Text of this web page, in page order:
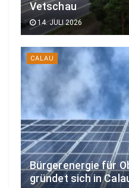
Vetschau
14. JULI 2026
CALAU
Bürgerenergie für
gründet sich in